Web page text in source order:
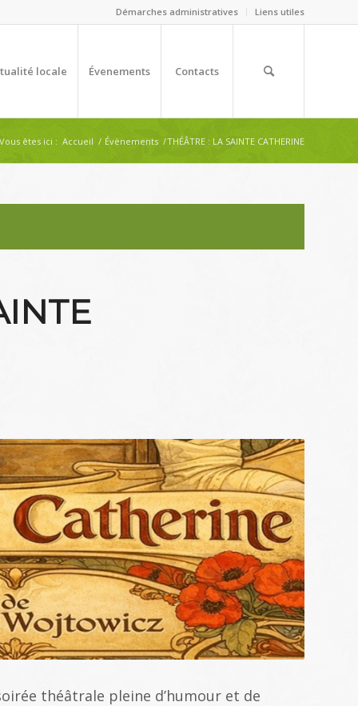
Démarches administratives Liens utiles
locale Évenements Contacts
Vous êtes ici : Accueil / Évènements /THÉÂTRE : LA SAINTE CATHERINE
théâtrale pleine d’humour et de